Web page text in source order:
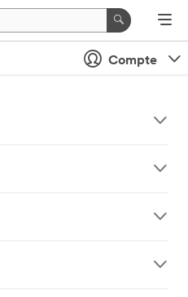
Compte